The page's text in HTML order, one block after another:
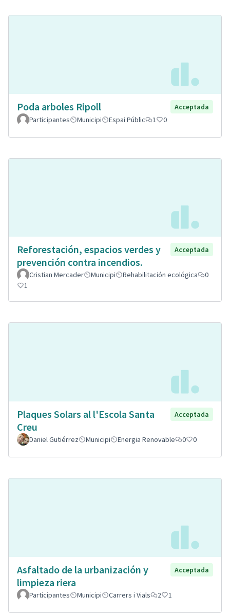
Poda arboles Ripoll
Acceptada
Participantes
Municipi Espai Públic 1 0
Reforestación, espacios verdes y
prevención contra incendios.
Acceptada
Cristian Mercader Municipi Rehabilitación ecológica
0
1
Plaques Solars al l'Escola Santa
Creu
Acceptada
Daniel Gutiérrez Municipi Energia Renovable 0 0
Asfaltado de la urbanización y
limpieza riera
Acceptada
Participantes Municipi Carrers i Vials 2 1